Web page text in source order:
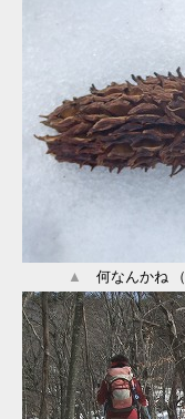
▲ 何なんかね （